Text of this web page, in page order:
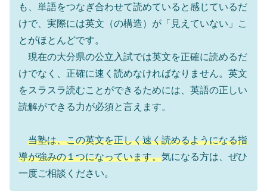
も、単語をつなぎ合わせて読めていると感じているだ
けで、実際には英文（の構造）が「見えていない」こ
とがほとんどです。
現在の大分県の公立入試では英文を正確に読めるだ
けでなく、正確に速く読めなければなりません。英文
をスラスラ読むことができるためには、英語の正しい
読解ができる力が必須と言えます。
当塾は、この英文を正しく速く読めるようになる指
導が強みの１つになっています。気になる方は、ぜひ
一度ご相談ください。